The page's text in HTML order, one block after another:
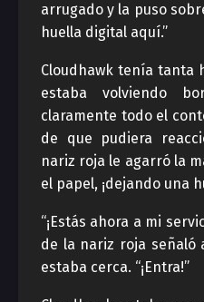
arrugado y la puso
huella digital aquí.”
Cloudhawk tenía tanta
estaba volviendo
claramente todo el
de que pudiera
nariz roja le agarró la
el papel, ¡dejando una
“¡Estás ahora a mi
de la nariz roja señaló
estaba cerca. “¡Entra!”